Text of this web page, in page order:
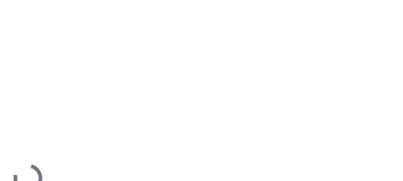
Loading...